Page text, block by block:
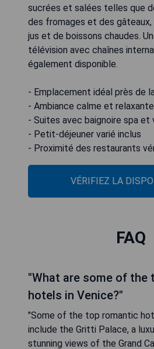
sucrées et salées telles que
des fromages et des
jus et de boissons chaudes.
télévision avec chaînes
également disponible.
- Emplacement idéal près de
- Ambiance calme et relaxante
- Suites avec baignoire spa et
- Petit-déjeuner varié inclus
- Proximité des restaurants
VÉRIFIEZ LA
FAQ
"What are some of the
hotels in Venice?"
"Some of the top romantic
include the Gritti Palace, a
stunning views of the Grand